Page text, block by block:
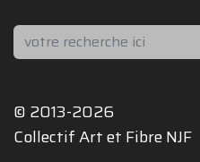
Rechercher
© 2013-2026
Collectif Art et Fibre NJF